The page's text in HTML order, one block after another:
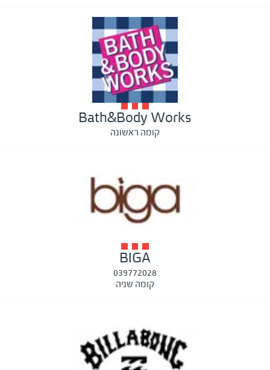
Bath&Body Works
קומה ראשונה
BIGA
039772028
קומה שניה